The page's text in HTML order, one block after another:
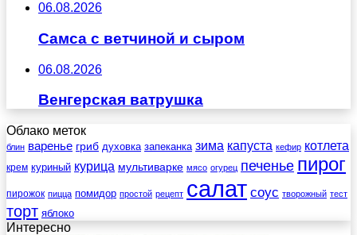
06.08.2026
Самса с ветчиной и сыром
06.08.2026
Венгерская ватрушка
Облако меток
блин варенье гриб духовка запеканка зима капуста кефир котлета
крем куриный курица мультиварке мясо огурец печенье пирог
пирожок пицца помидор простой рецепт салат соус творожный тест
торт яблоко
Интересно